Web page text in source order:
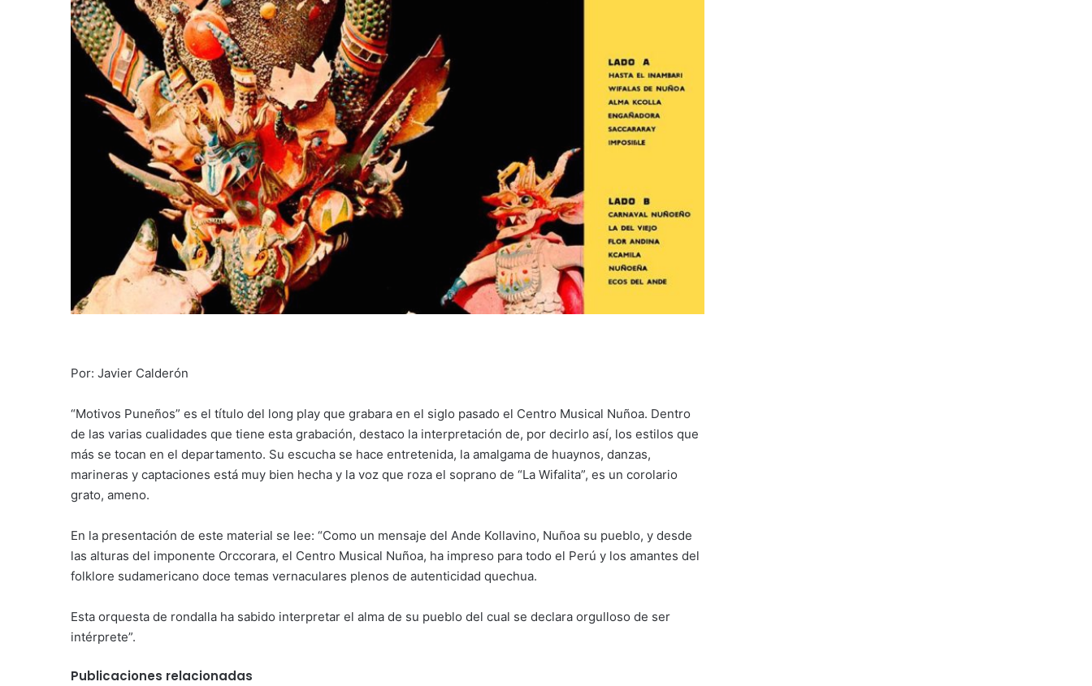
Por: Javier Calderón
“Motivos Puneños” es el título del long play que grabara en el siglo pasado el Centro Musical Nuñoa. Dentro
de las varias cualidades que tiene esta grabación, destaco la interpretación de, por decirlo así, los estilos que
más se tocan en el departamento. Su escucha se hace entretenida, la amalgama de huaynos, danzas,
marineras y captaciones está muy bien hecha y la voz que roza el soprano de “La Wifalita”, es un corolario
grato, ameno.
En la presentación de este material se lee: “Como un mensaje del Ande Kollavino, Nuñoa su pueblo, y desde
las alturas del imponente Orccorara, el Centro Musical Nuñoa, ha impreso para todo el Perú y los amantes del
folklore sudamericano doce temas vernaculares plenos de autenticidad quechua.
Esta orquesta de rondalla ha sabido interpretar el alma de su pueblo del cual se declara orgulloso de ser
intérprete”.
Publicaciones relacionadas